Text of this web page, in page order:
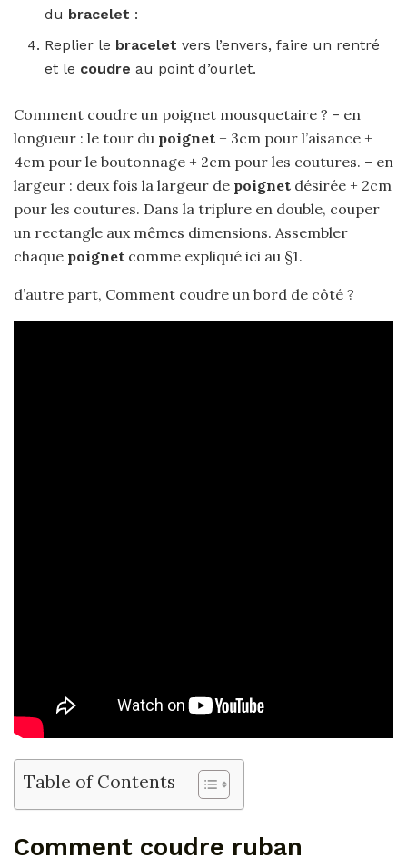
du bracelet :
Replier le braceletvers l’envers, faire un rentré
et le coudreau point d’ourlet.
Comment coudre un poignet mousquetaire ? – en
longueur : le tour du poignet + 3cm pour l’aisance +
4cm pour le boutonnage + 2cm pour les coutures. – en
largeur : deux fois la largeur de poignet désirée + 2cm
pour les coutures. Dans la triplure en double, couper
un rectangle aux mêmes dimensions. Assembler
chaque poignet comme expliqué ici au §1.
d’autre part, Comment coudre un bord de côté ?
Table of Contents
Comment coudre ruban